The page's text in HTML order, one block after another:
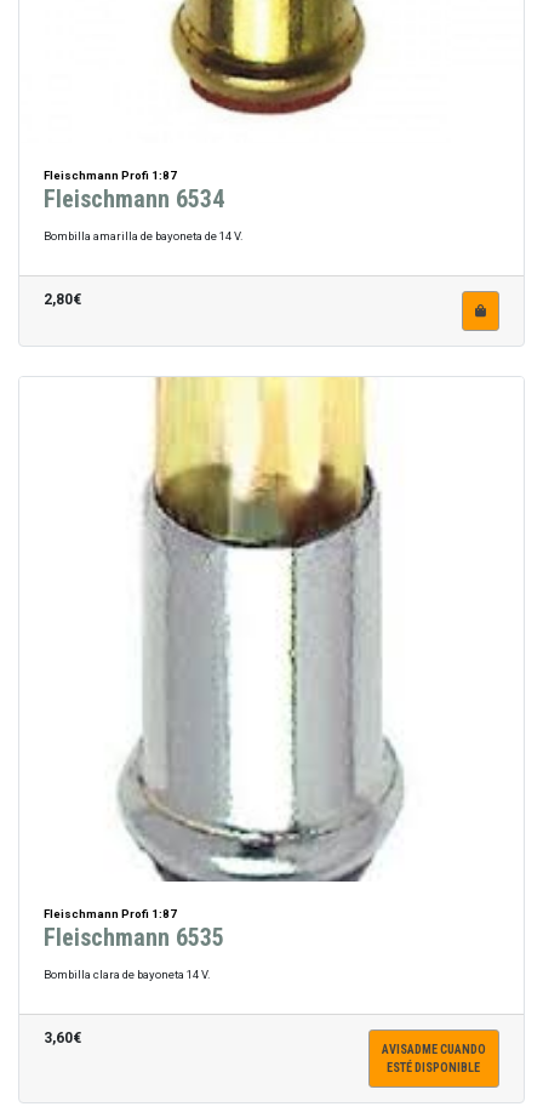
Fleischmann Profi 1:87
Fleischmann 6534
Bombilla amarilla de bayoneta de 14 V.
2,80€
Fleischmann Profi 1:87
Fleischmann 6535
Bombilla clara de bayoneta 14 V.
3,60€
AVISADME CUANDO
ESTÉ DISPONIBLE